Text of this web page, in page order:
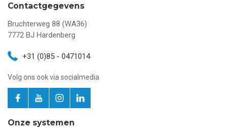
Contactgegevens
Bruchterweg 88 (WA36)
7772 BJ Hardenberg
+31 (0)85 - 0471014
Volg ons ook via socialmedia
Onze systemen